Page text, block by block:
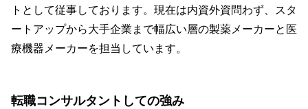
トとして従事しております。現在は内資外資問わず、スタ
ートアップから大手企業まで幅広い層の製薬メーカーと医
療機器メーカーを担当しています。
転職コンサルタントしての強み